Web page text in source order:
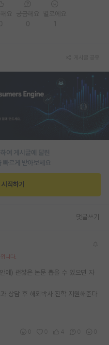
여 게시글에 달린
빠르게 받아보세요
작하기
댓글쓰기
니다.
에) 괜찮은 논문 뽑을 수 있으면 자
상담 후 해외박사 진학 지원해준다